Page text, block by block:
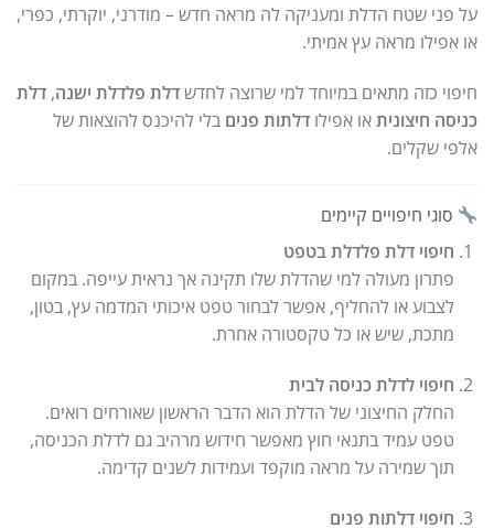
על פני שטח הדלת ומעניקה לה מראה חדש – מודרני, יוקרתי, כפרי,
או אפילו מראה עץ אמיתי.
חיפוי כזה מתאים במיוחד למי שרוצה לחדשדלת פלדלת ישנה, דלת
כניסה חיצוניתאו אפילו דלתות פנים בלי להיכנס להוצאות של
אלפי שקלים.
סוגי חיפויים קיימים
חיפוי דלת פלדלת בטפט
פתרון מעולה למי שהדלת שלו תקינה אך נראית עייפה. במקום
לצבוע או להחליף, אפשר לבחור טפט איכותי המדמה עץ, בטון,
מתכת, שיש או כל טקסטורה אחרת.
חיפוי לדלת כניסה לבית
החלק החיצוני של הדלת הוא הדבר הראשון שאורחים רואים.
טפט עמיד בתנאי חוץ מאפשר חידוש מרהיב גם לדלת הכניסה,
תוך שמירה על מראה מוקפד ועמידות לשנים קדימה.
חיפוי דלתות פנים